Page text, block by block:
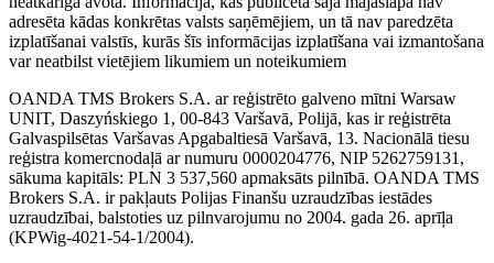
adresēta kādas konkrētas valsts saņēmējiem, un tā nav paredzēta
izplatīšanai valstīs, kurās šīs informācijas izplatīšana vai izmantošana
var neatbilst vietējiem likumiem un noteikumiem
OANDA TMS Brokers S.A. ar reģistrēto galveno mītni Warsaw
UNIT, Daszyńskiego 1, 00-843 Varšavā, Polijā, kas ir reģistrēta
Galvaspilsētas Varšavas Apgabaltiesā Varšavā, 13. Nacionālā tiesu
reģistra komercnodaļā ar numuru 0000204776, NIP 5262759131,
sākuma kapitāls: PLN 3 537,560 apmaksāts pilnībā. OANDA TMS
Brokers S.A. ir pakļauts Polijas Finanšu uzraudzības iestādes
uzraudzībai, balstoties uz pilnvarojumu no 2004. gada 26. aprīļa
(KPWig-4021-54-1/2004).